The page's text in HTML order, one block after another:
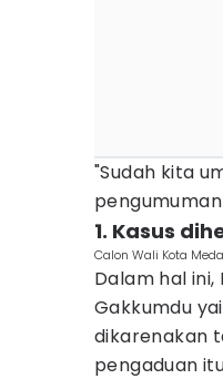
"Sudah kita
1. Kasus
Calon Wali Kota
Dalam hal
Gakkumdu
dikarenakan
pengaduan